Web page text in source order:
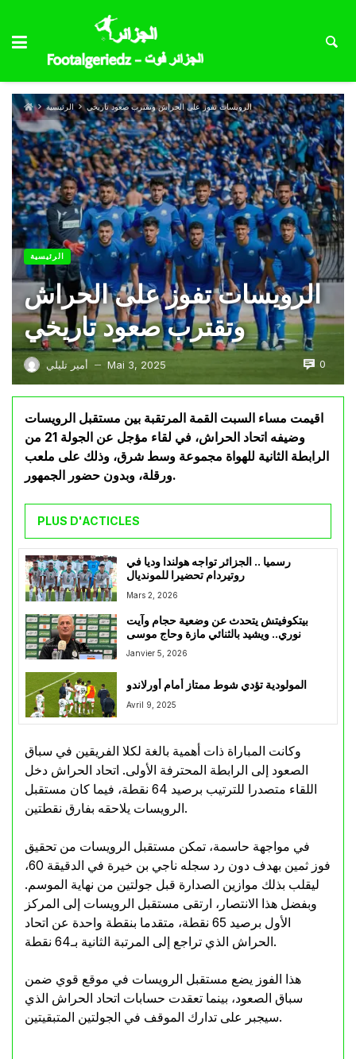
الرئيسية الرويسات تفوز على الحراش وتقترب صعود تاريخي
الرئيسية
الرويسات تفوز على الحراش
وتقترب صعود تاريخي
أمير تليلي — Mai 3, 2025 0
اقيمت مساء السبت القمة المرتقبة بين مستقبل الرويسات
وضيفه اتحاد الحراش، في لقاء مؤجل عن الجولة 21 من
الرابطة الثانية للهواة مجموعة وسط شرق، وذلك على ملعب
ورقلة، وبدون حضور الجمهور.
PLUS D'ACTICLES
رسميا .. الجزائر تواجه هولندا وديا في
روتيردام تحضيرا للمونديال
Mars 2, 2026
بيتكوفيتش يتحدث عن وضعية حجام وآيت
نوري.. ويشيد بالثنائي مازة وحاج موسى
Janvier 5, 2026
المولودية تؤدي شوط ممتاز أمام أورلاندو
Avril 9, 2025
وكانت المباراة ذات أهمية بالغة لكلا الفريقين في سباق
الصعود إلى الرابطة المحترفة الأولى. اتحاد الحراش دخل
اللقاء متصدرا للترتيب برصيد 64 نقطة، فيما كان مستقبل
الرويسات يلاحقه بفارق نقطتين.
في مواجهة حاسمة، تمكن مستقبل الرويسات من تحقيق
فوز ثمين بهدف دون رد سجله ناجي بن خيرة في الدقيقة 60،
ليقلب بذلك موازين الصدارة قبل جولتين من نهاية الموسم.
وبفضل هذا الانتصار، ارتقى مستقبل الرويسات إلى المركز
الأول برصيد 65 نقطة، متقدما بنقطة واحدة عن اتحاد
الحراش الذي تراجع إلى المرتبة الثانية بـ64 نقطة.
هذا الفوز يضع مستقبل الرويسات في موقع قوي ضمن
سباق الصعود، بينما تعقدت حسابات اتحاد الحراش الذي
سيجبر على تدارك الموقف في الجولتين المتبقيتين.